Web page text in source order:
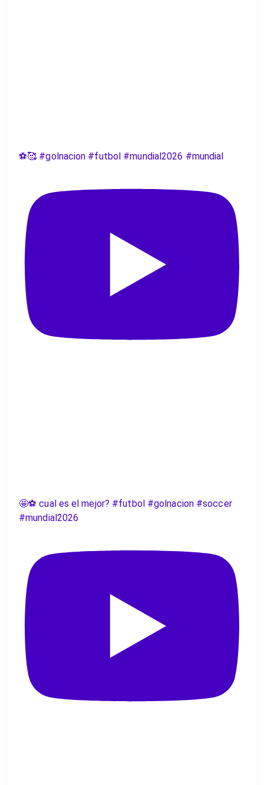
⚽️🥰 #golnacion #futbol #mundial2026 #mundial
🤩⚽️ cual es el mejor? #futbol #golnacion #soccer
#mundial2026